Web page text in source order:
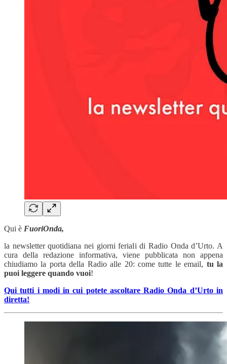
Qui è FuoriOnda,
la newsletter quotidiana nei giorni feriali di Radio Onda d’Urto. A
cura della redazione informativa, viene pubblicata non appena
chiudiamo la porta della Radio alle 20: come tutte le email, tu la
puoi leggere quando vuoi!
Qui tutti i modi in cui potete ascoltare Radio Onda d’Urto in
diretta!